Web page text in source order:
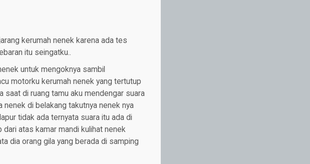
kerumah nenek karena ada tes
itu seingatku..
untuk mengoknya sambil
motorku kerumah nenek yang tertutup
saat di ruang tamu aku mendengar suara
di belakang takutnya nenek nya
tidak ada ternyata suara itu ada di
dari atas kamar mandi kulihat nenek
dia orang gila yang berada di samping